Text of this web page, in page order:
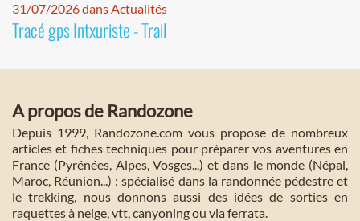
31/07/2026 dans Actualités
Tracé gps Intxuriste - Trail
A propos de Randozone
Depuis 1999, Randozone.com vous propose de nombreux
articles et fiches techniques pour préparer vos aventures en
France (Pyrénées, Alpes, Vosges...) et dans le monde (Népal,
Maroc, Réunion...) : spécialisé dans la randonnée pédestre et
le trekking, nous donnons aussi des idées de sorties en
raquettes à neige, vtt, canyoning ou via ferrata.